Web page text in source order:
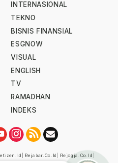
INTERNASIONAL
TEKNO
BISNIS FINANSIAL
ESGNOW
VISUAL
ENGLISH
TV
RAMADHAN
INDEKS
Rejabar.co.id Rejogja.co.id